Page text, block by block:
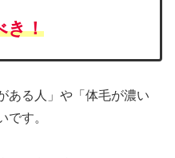
き！
ある人」や「体毛が濃い
です。